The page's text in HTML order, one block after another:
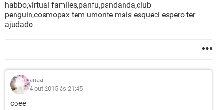
habbo,virtual familes,panfu,pandanda,club
penguin,cosmopax tem umonte mais esqueci espero ter
ajudado
anaa
4 out 2015 às 21:45
coee